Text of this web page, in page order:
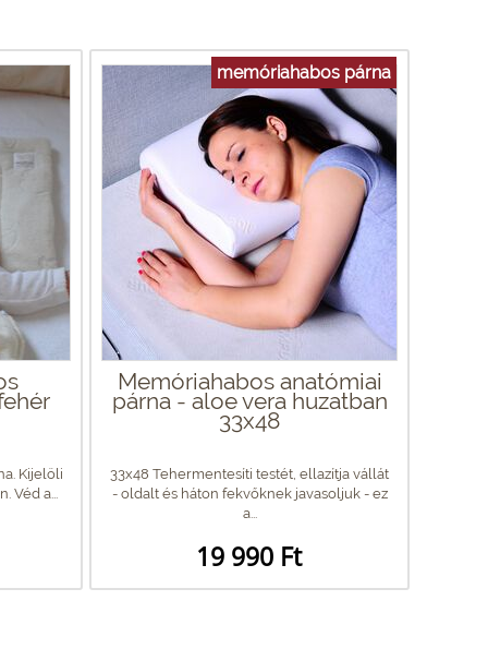
Kijelöli
a...
memóriahabos párna
Memóriahabos anatómiai
párna - aloe vera huzatban
33x48
33x48 Tehermentesíti testét, ellazítja vállát
- oldalt és háton fekvőknek javasoljuk - ez
a...
19 990 Ft